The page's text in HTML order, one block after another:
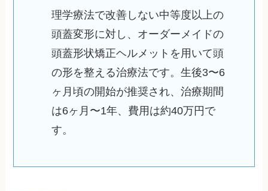
理学療法で改善しない中等度以上の
頭蓋変形に対し、オーダーメイドの
頭蓋形状矯正ヘルメットを用いて頭
の形を整える治療法です。生後3〜6
ヶ月頃の開始が推奨され、治療期間
は6ヶ月〜1年、費用は約40万円で
す。